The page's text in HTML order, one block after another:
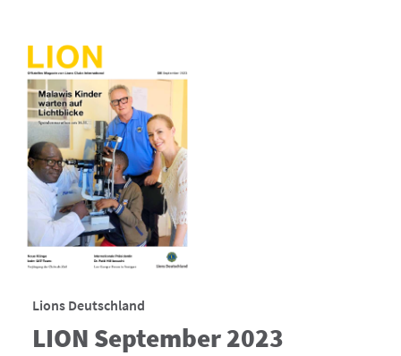
Lions Deutschland
LION September 2023